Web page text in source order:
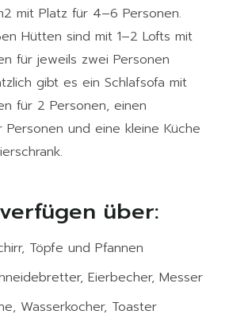
mit Platz für 4–6 Personen.
Hütten sind mit 1–2 Lofts mit
für jeweils zwei Personen
gibt es ein Schlafsofa mit
für 2 Personen, einen
und eine kleine Küche
über:
Töpfe und Pfannen
Eierbecher, Messer
Wasserkocher, Toaster